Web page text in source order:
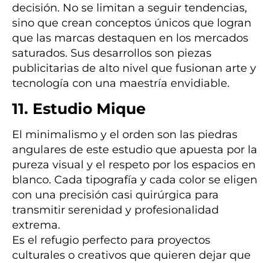
decisión. No se limitan a seguir tendencias,
sino que crean conceptos únicos que logran
que las marcas destaquen en los mercados
saturados. Sus desarrollos son piezas
publicitarias de alto nivel que fusionan arte y
tecnología con una maestría envidiable.
11. Estudio Mique
El minimalismo y el orden son las piedras
angulares de este estudio que apuesta por la
pureza visual y el respeto por los espacios en
blanco. Cada tipografía y cada color se eligen
con una precisión casi quirúrgica para
transmitir serenidad y profesionalidad
extrema.
Es el refugio perfecto para proyectos
culturales o creativos que quieren dejar que